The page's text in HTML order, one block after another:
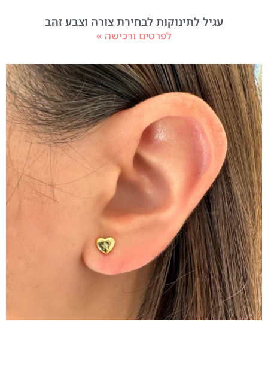
עגיל לתינוקות לבחירת צורה וצבע זהב
לפרטים ורכישה »